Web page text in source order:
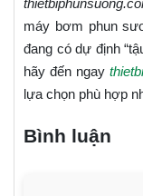
máy bơm phun
đang có dự định
hãy đến ngay
lựa chọn phù hợp
Bình luận